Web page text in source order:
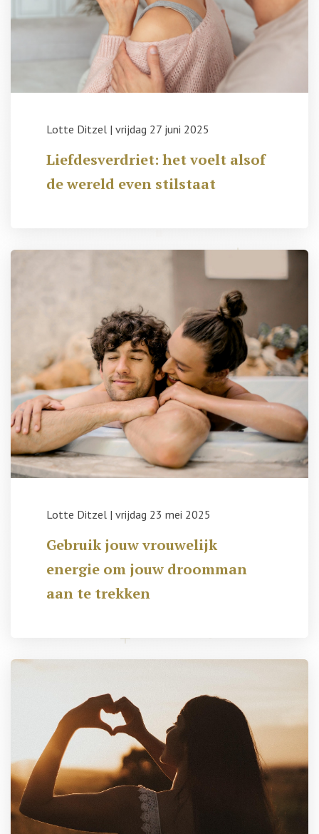
Lotte Ditzel | vrijdag 27 juni 2025
Liefdesverdriet: het voelt alsof
de wereld even stilstaat
Lotte Ditzel | vrijdag 23 mei 2025
Gebruik jouw vrouwelijk
energie om jouw droomman
aan te trekken